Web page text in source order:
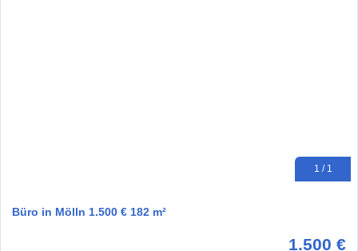
1 / 1
Büro in Mölln 1.500 € 182 m²
1.500 €